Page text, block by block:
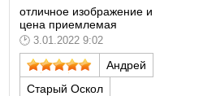
отличное изображение и
цена приемлемая
3.01.2022 9:02
Андрей
Старый Оскол